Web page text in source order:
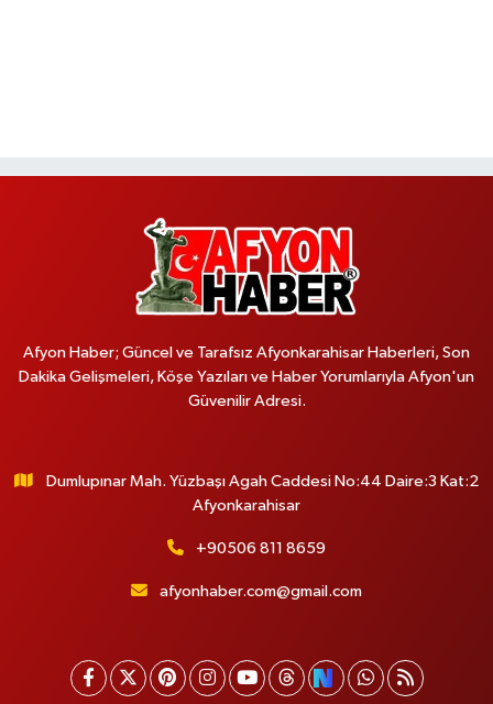
Afyon Haber; Güncel ve Tarafsız Afyonkarahisar Haberleri, Son
Dakika Gelişmeleri, Köşe Yazıları ve Haber Yorumlarıyla Afyon'un
Güvenilir Adresi.
Dumlupınar Mah. Yüzbaşı Agah Caddesi No:44 Daire:3 Kat:2
Afyonkarahisar
+90506 811 8659
afyonhaber.com@gmail.com